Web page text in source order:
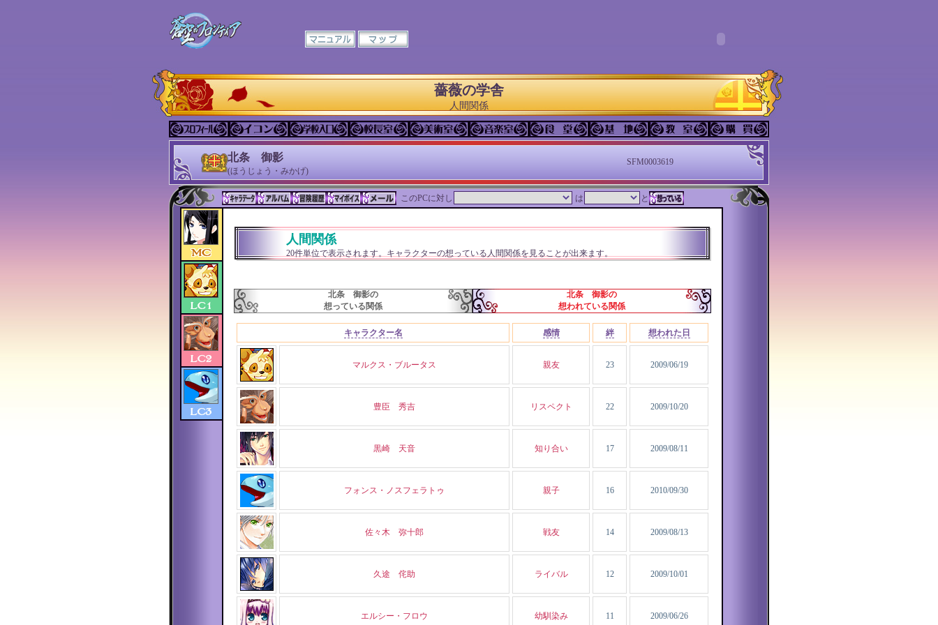
薔薇の学舎
人間関係
北条 御影
(ほうじょう・みかげ)
SFM0003619
このPCに対し は と
人間関係
20件単位で表示されます。キャラクターの想っている人間関係を見ることが出来ます。
北条 御影の
想っている関係
北条 御影の
想われている関係
キャラクター名 感情 絆 想われた日
マルクス・ブルータス 親友 23 2009/06/19
豊臣 秀吉 リスペクト 22 2009/10/20
黒崎 天音 知り合い 17 2009/08/11
フォンス・ノスフェラトゥ 親子 16 2010/09/30
佐々木 弥十郎 戦友 14 2009/08/13
久途 侘助 ライバル 12 2009/10/01
エルシー・フロウ 幼馴染み 11 2009/06/26